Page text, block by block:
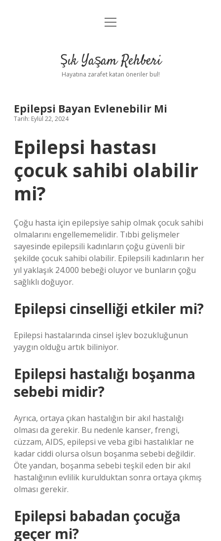
Anasayfa
Yasal Uyarı
menüyü
Şık Yaşam Rehberi
Hayatına zarafet katan öneriler bul!
Epilepsi Bayan Evlenebilir Mi
Tarih: Eylül 22, 2024
Epilepsi hastası
çocuk sahibi olabilir
mi?
Çoğu hasta için epilepsiye sahip olmak çocuk sahibi
olmalarını engellememelidir. Tıbbi gelişmeler
sayesinde epilepsili kadınların çoğu güvenli bir
şekilde çocuk sahibi olabilir. Epilepsili kadınların her
yıl yaklaşık 24.000 bebeği oluyor ve bunların çoğu
sağlıklı doğuyor.
Epilepsi cinselliği etkiler mi?
Epilepsi hastalarında cinsel işlev bozukluğunun
yaygın olduğu artık biliniyor.
Epilepsi hastalığı boşanma
sebebi midir?
Ayrıca, ortaya çıkan hastalığın bir akıl hastalığı
olması da gerekir. Bu nedenle kanser, frengi,
cüzzam, AIDS, epilepsi ve veba gibi hastalıklar ne
kadar ciddi olursa olsun boşanma sebebi değildir.
Öte yandan, boşanma sebebi teşkil eden bir akıl
hastalığının evlilik kurulduktan sonra ortaya çıkmış
olması gerekir.
Epilepsi babadan çocuğa
geçer mi?